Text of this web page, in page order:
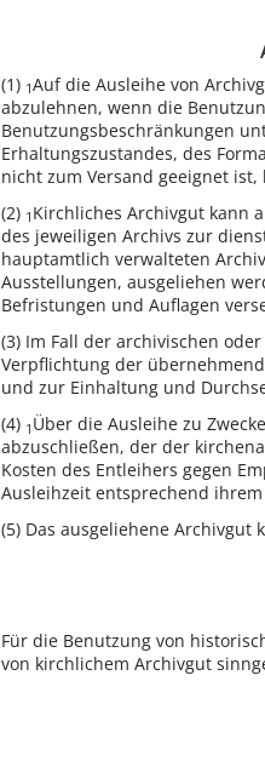
(1) 1Auf die Ausleihe von
abzulehnen, wenn die
Benutzungsbeschränkungen
Erhaltungszustandes, des
nicht zum Versand geeignet
(2) 1 Kirchliches Archivgut kann
des jeweiligen Archivs zur
hauptamtlich verwalteten
Ausstellungen, ausgeliehen
Befristungen und Auflagen
(3) Im Fall der archivischen
Verpflichtung der
und zur Einhaltung und
(4) 1 Über die Ausleihe zu
abzuschließen, der der
Kosten des Entleihers gegen
Ausleihzeit entsprechend
(5) Das ausgeliehene
Für die Benutzung von
von kirchlichem Archivgut